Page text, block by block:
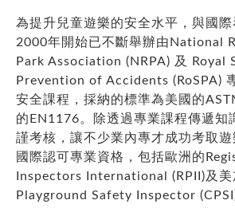
為提升兒童遊樂的安全水平，與國際
2000年開始已不斷舉辦由National
Park Association (NRPA) 及 Royal
Prevention of Accidents (RoSPA)
安全課程，採納的標準為美國的
的EN1176。除透過專業課程傳遞知
謹考核，讓不少業內專才成功考取
國際認可專業資格，包括歐洲的
Inspectors International (RPII)及
Playground Safety Inspector (CPSI)